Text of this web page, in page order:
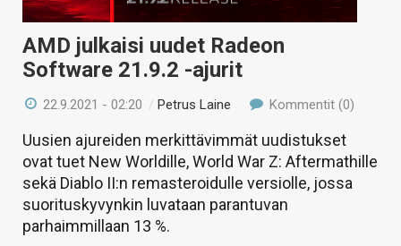
AMD julkaisi uudet Radeon
Software 21.9.2 -ajurit
22.9.2021 - 02:20 /Petrus Laine Kommentit (0)
Uusien ajureiden merkittävimmät uudistukset
ovat tuet New Worldille, World War Z: Aftermathille
sekä Diablo II:n remasteroidulle versiolle, jossa
suorituskyvynkin luvataan parantuvan
parhaimmillaan 13 %.